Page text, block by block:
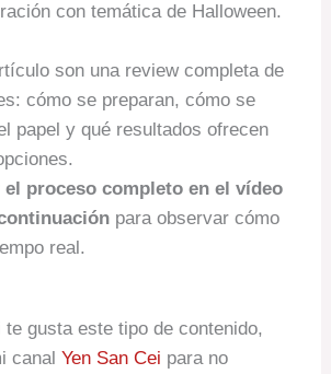
con temática de Halloween.
son una review completa de
cómo se preparan, cómo se
papel y qué resultados ofrecen
el proceso completo en el vídeo
para observar cómo
real.
te gusta este tipo de contenido,
canalYen San Cei para no